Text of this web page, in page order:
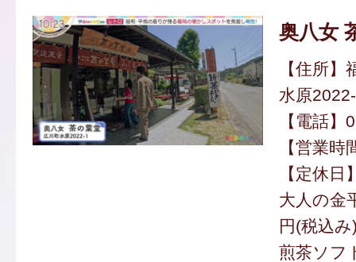
奥八女
【住所
水原
【電話
【営業
【定休日
大人の金
円(税込み
煎茶ソフ